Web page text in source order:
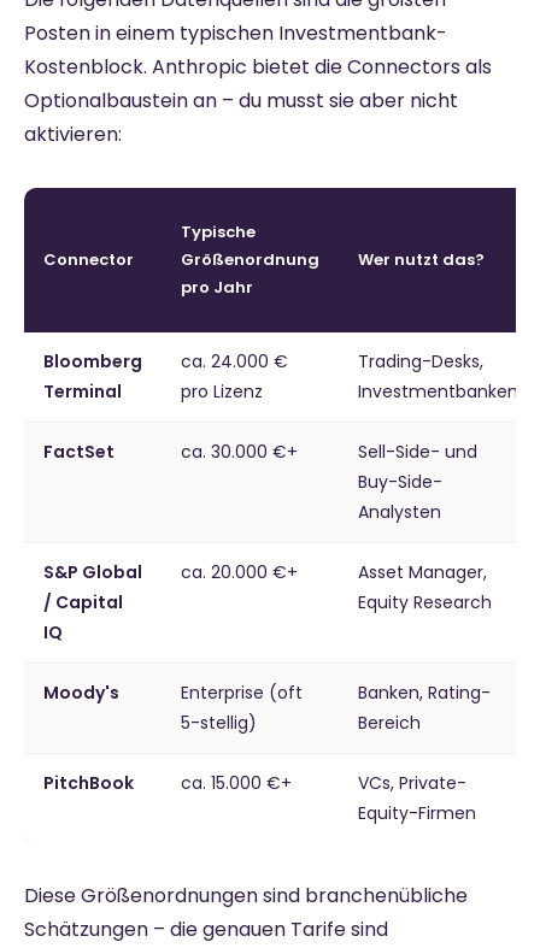
Posten in einem typischen Investmentbank-
Kostenblock. Anthropic bietet die Connectors als
Optionalbaustein an – du musst sie aber nicht
aktivieren:
Connector
Typische
Größenordnung
pro Jahr
Wer nutzt das?
Bloomberg
Terminal
ca. 24.000 €
pro Lizenz
Trading-Desks,
Investmentbanken
FactSet ca. 30.000 €+
Sell-Side- und
Buy-Side-
Analysten
S&P Global
/ Capital
IQ
ca. 20.000 €+
Asset Manager,
Equity Research
Moody's
Enterprise (oft
5-stellig)
Banken, Rating-
Bereich
PitchBook ca. 15.000 €+
VCs, Private-
Equity-Firmen
Diese Größenordnungen sind branchenübliche
Schätzungen – die genauen Tarife sind